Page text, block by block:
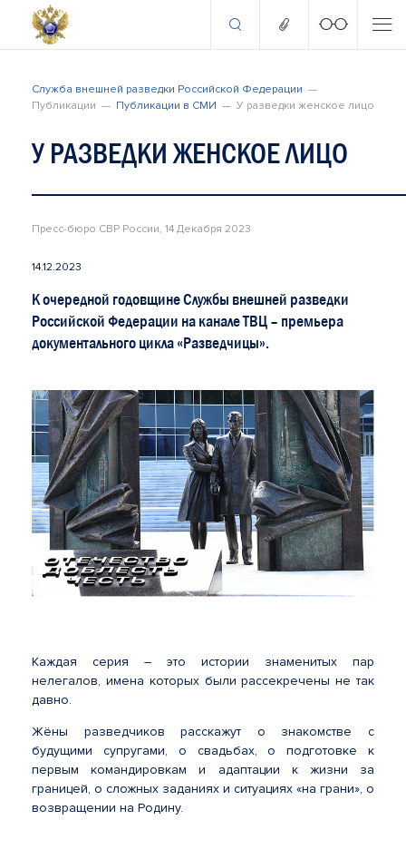
Служба внешней разведки Российской Федерации
Публикации
Публикации в СМИ У разведки женское лицо
У РАЗВЕДКИ ЖЕНСКОЕ ЛИЦО
Пресс-бюро СВР России, 14 Декабря 2023
14.12.2023
К очередной годовщине Службы внешней разведки
Российской Федерации на канале ТВЦ – премьера
документального цикла «Разведчицы».
Каждая серия – это истории знаменитых пар
нелегалов, имена которых были рассекречены не так
давно.
Жёны разведчиков расскажут о знакомстве с
будущими супругами, о свадьбах, о подготовке к
первым командировкам и адаптации к жизни за
границей, о сложных заданиях и ситуациях «на грани», о
возвращении на Родину.